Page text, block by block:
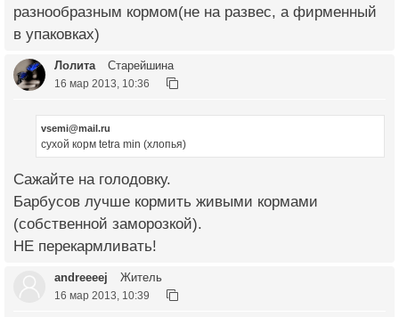
разнообразным кормом(не на развес, а фирменный
в упаковках)
Лолита Старейшина
16 мар 2013, 10:36
vsemi@mail.ru
сухой корм tetra min (хлопья)
Сажайте на голодовку.
Барбусов лучше кормить живыми кормами
(собственной заморозкой).
НЕ перекармливать!
andreeeej Житель
16 мар 2013, 10:39